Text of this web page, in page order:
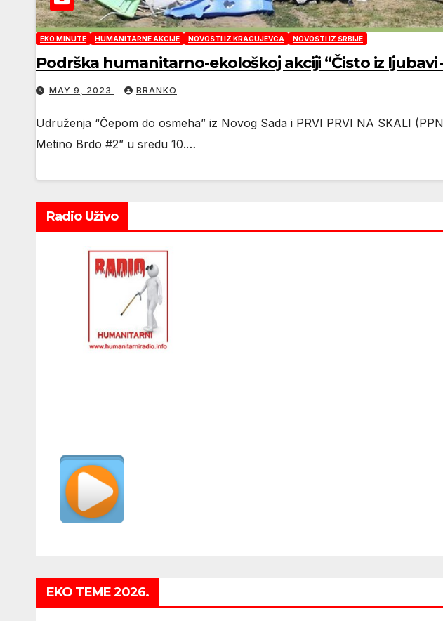
EKO MINUTE HUMANITARNE AKCIJE NOVOSTI IZ KRAGUJEVCA NOVOSTI IZ SRBIJE
Podrška humanitarno-ekološkoj akciji “Čisto iz
MAY 9, 2023 BRANKO
Udruženja “Čepom do osmeha” iz Novog Sada i PRVI PRVI NA SKALI
Metino Brdo #2” u sredu 10.…
Radio Uživo
EKO TEME 2026.